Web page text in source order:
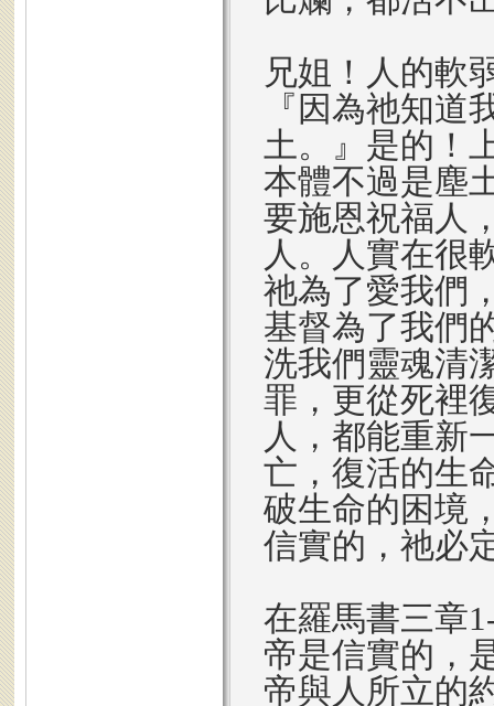
兄姐！人的軟
『因為祂知道
土。』是的！
本體不過是塵
要施恩祝福人
人。人實在很
祂為了愛我們
基督為了我們
洗我們靈魂清
罪，更從死裡
人，都能重新
亡，復活的生
破生命的困境
信實的，祂必
在羅馬書三章
帝是信實的，
帝與人所立的